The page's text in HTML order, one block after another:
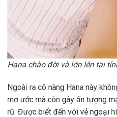
Hana chào đời và lớn lên tại
Ngoài ra cô nàng Hana này
mơ ước mà còn gây ấn tượng
rũ. Được biết đến với vẻ ngoại